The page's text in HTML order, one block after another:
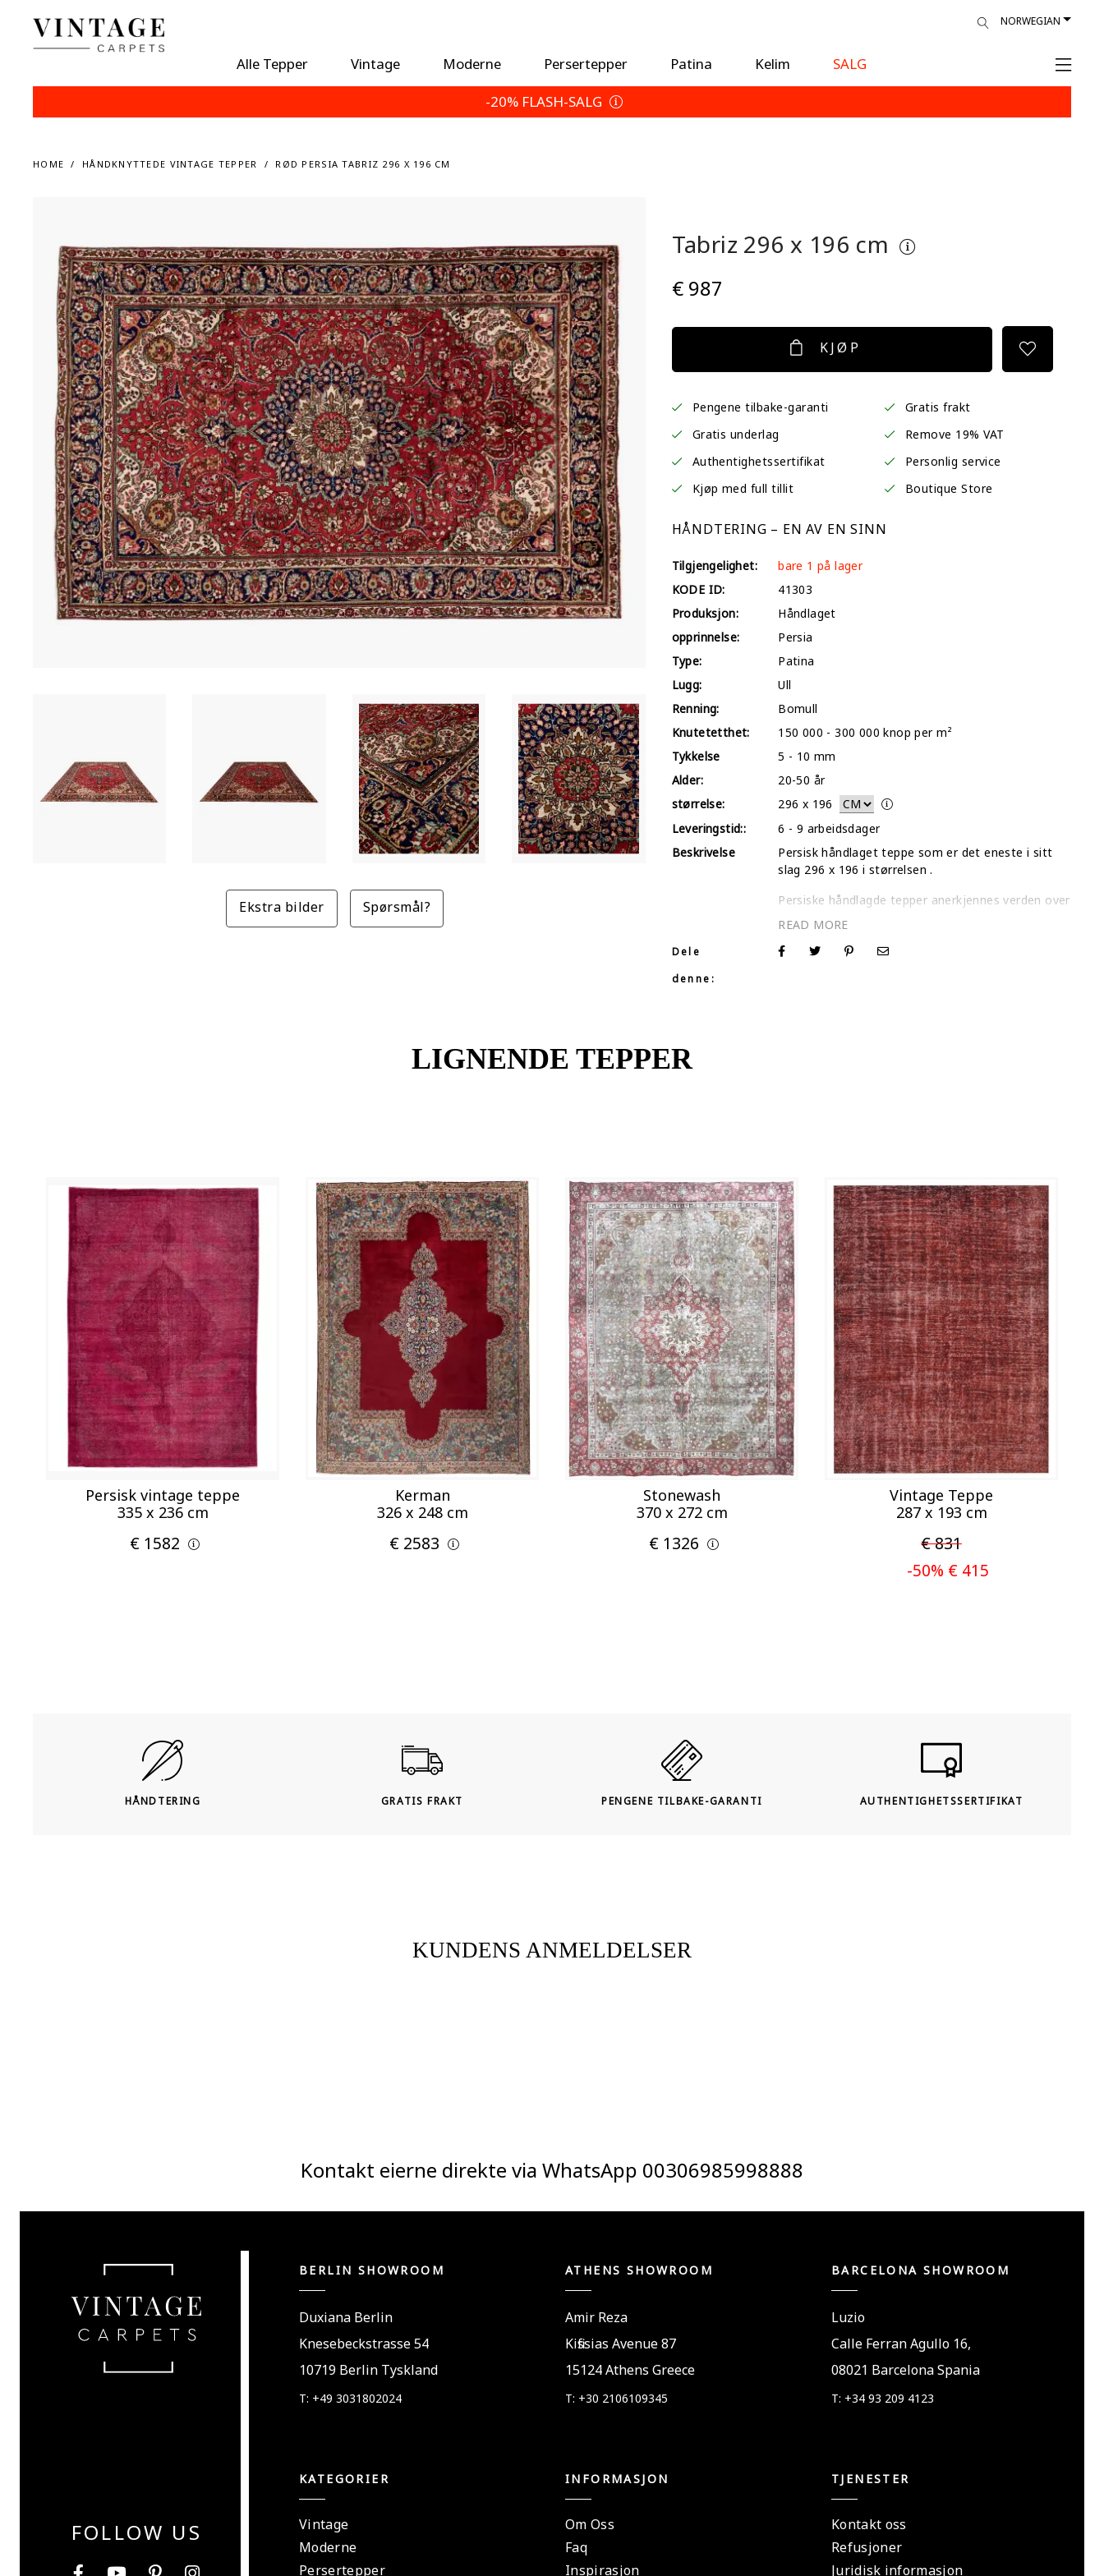
NORWEGIAN
Alle Tepper Vintage Moderne Persertepper Patina Kelim
SALG
-20% FLASH-SALG
HOME HÅNDKNYTTEDE VINTAGE TEPPER RØD PERSIA TABRIZ 296 X 196 CM
Ekstra bilder Spørsmål?
Tabriz 296 x 196 cm
€ 987
KJØP
Pengene tilbake-garanti
Gratis frakt
Gratis underlag
Remove 19% VAT
Authentighetssertifikat
Personlig service
Kjøp med full tillit
Boutique Store
HÅNDTERING – EN AV EN SINN
Tilgjengelighet:
bare 1 på lager
KODE ID:
41303
Produksjon:
Håndlaget
opprinnelse:
Persia
Type:
Patina
Lugg:
Ull
Renning:
Bomull
Knutetetthet:
150 000 - 300 000 knop per m²
Tykkelse
5 - 10 mm
Alder:
20-50 år
størrelse:
296 x 196
Leveringstid::
6 - 9 arbeidsdager
Beskrivelse
Persisk håndlaget teppe som er det eneste i sitt
slag 296 x 196 i størrelsen .
Persiske håndlagde tepper anerkjennes verden over
som de beste teppene som noensinne er
produsert. Vårt utvalg av individuelt utvalgte tepper
inspiseres en etter en og gjennomgår en intens dyp
ytterligere spørsmål.
Dele
denne:
LIGNENDE TEPPER
Persisk vintage teppe
335 x 236 cm
€ 1582
Kerman
326 x 248 cm
€ 2583
Stonewash
370 x 272 cm
€ 1326
Vintage Teppe
287 x 193 cm
€ 831
-50% € 415
HÅNDTERING GRATIS FRAKT PENGENE TILBAKE-GARANTI AUTHENTIGHETSSERTIFIKAT
KUNDENS ANMELDELSER
Kontakt eierne direkte via WhatsApp 00306985998888
FOLLOW US
BERLIN SHOWROOM
Duxiana Berlin
Knesebeckstrasse 54
10719 Berlin Tyskland
T: +49 3031802024
ATHENS SHOWROOM
Amir Reza
Kifissias Avenue 87
15124 Athens Greece
T: +30 2106109345
BARCELONA SHOWROOM
Luzio
Calle Ferran Agullo 16,
08021 Barcelona Spania
T: +34 93 209 4123
KATEGORIER
Vintage
Moderne
Persertepper
INFORMASJON
Om Oss
Faq
Inspirasjon
TJENESTER
Kontakt oss
Refusjoner
Juridisk informasjon